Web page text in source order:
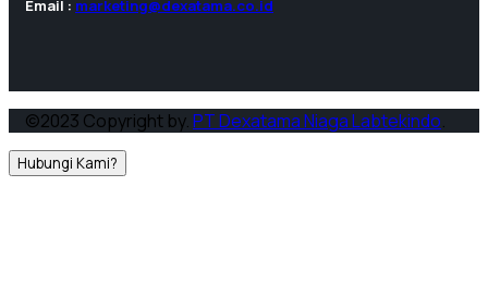
Email : marketing@dexatama.co.id
©2023 Copyright by.PT Dexatama Niaga Labtekindo.
Hubungi Kami?